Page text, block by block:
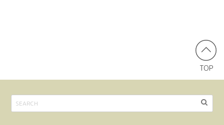
【送料無料/ヤマト便】ギフトボックス（6個セット）こどものおやつMIX【VEGAN】
ナチュラルクッキー４種類をご自身で選択する（備考欄にお書きください）
おまけ付きで、素敵な箱に入って届きました！これからいた
だきますが、楽しみです、ありがとうございました。
TOP